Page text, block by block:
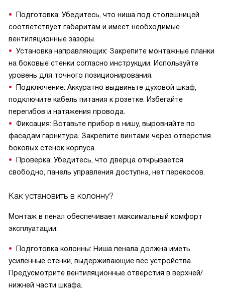
Подготовка: Убедитесь, что ниша под столешницей
соответствует габаритам и имеет необходимые
вентиляционные зазоры.
Установка направляющих: Закрепите монтажные планки
на боковые стенки согласно инструкции. Используйте
уровень для точного позиционирования.
Подключение: Аккуратно выдвиньте духовой шкаф,
подключите кабель питания к розетке. Избегайте
перегибов и натяжения провода.
Фиксация: Вставьте прибор в нишу, выровняйте по
фасадам гарнитура. Закрепите винтами через отверстия
боковых стенок корпуса.
Проверка: Убедитесь, что дверца открывается
свободно, панель управления доступна, нет перекосов.
Как установить в колонну?
Монтаж в пенал обеспечивает максимальный комфорт
эксплуатации:
Подготовка колонны: Ниша пенала должна иметь
усиленные стенки, выдерживающие вес устройства.
Предусмотрите вентиляционные отверстия в верхней/
нижней части шкафа.